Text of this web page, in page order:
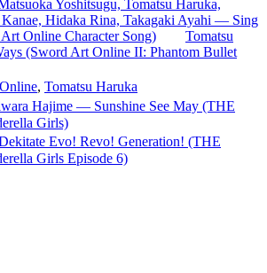
Matsuoka Yoshitsugu, Tomatsu Haruka,
Kanae, Hidaka Rina, Takagaki Ayahi — Sing
Online Character Song)
Tomatsu
(Sword Art Online II: Phantom Bullet
, Tomatsu Haruka
Hajime — Sunshine See May (THE
Girls)
Evo! Revo! Generation! (THE
Girls Episode 6)